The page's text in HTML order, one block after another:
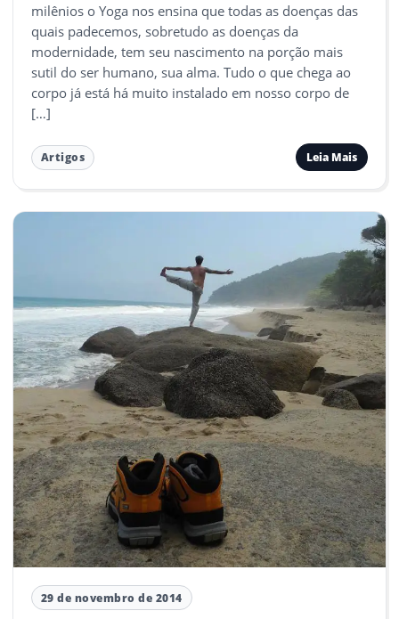
milênios o Yoga nos ensina que todas as doenças das
quais padecemos, sobretudo as doenças da
modernidade, tem seu nascimento na porção mais
sutil do ser humano, sua alma. Tudo o que chega ao
corpo já está há muito instalado em nosso corpo de
[…]
Artigos Leia Mais
29 de novembro de 2014